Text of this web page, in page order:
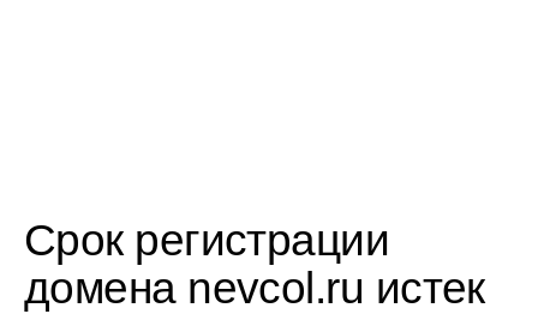
Срок регистрации
домена nevcol.ru истек